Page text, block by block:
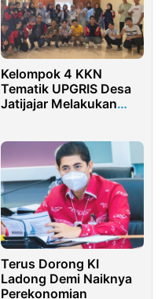
Kelompok 4 KKN
Tematik UPGRIS Desa
Jatijajar Melakukan
Forum Anak
Terus Dorong KI
Ladong Demi Naiknya
Perekonomian